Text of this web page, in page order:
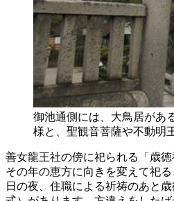
御池通側には、大鳥居があ
様と、聖観音菩薩や不動明
善女龍王社の傍に祀られる「歳徳
その年の恵方に向きを変えて祀
日の夜、住職による祈祷のあと